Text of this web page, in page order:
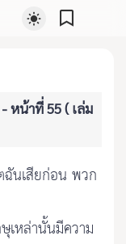
หน้าที่ 55 ( เล่ม
ฉันเสียก่อน พวก
เหล่านั้นมีความ